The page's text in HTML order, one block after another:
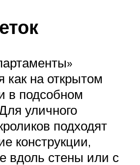
на открытом
в подсобном
уличного
подходят
конструкции,
вдоль стены или с